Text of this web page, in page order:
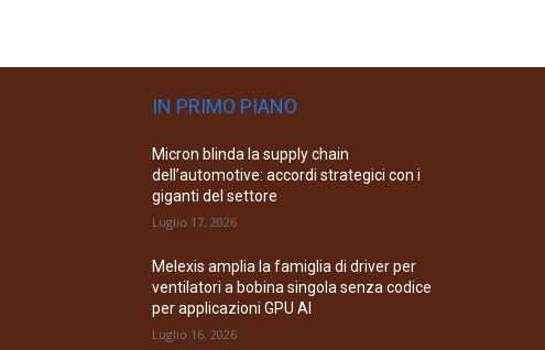
IN PRIMO PIANO
Micron blinda la supply chain
dell’automotive: accordi strategici con i
giganti del settore
Luglio 17, 2026
Melexis amplia la famiglia di driver per
ventilatori a bobina singola senza codice
per applicazioni GPU AI
Luglio 16, 2026